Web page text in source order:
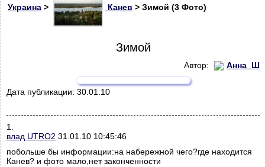
Украина > Канев > Зимой (3 Фото)
Зимой
Автор: Анна_Ш
Дата публикации: 30.01.10
1.
влад UTRO2 31.01.10 10:45:46
побольше бы информации:на набережной чего?где находится
Канев? и фото мало,нет законченности